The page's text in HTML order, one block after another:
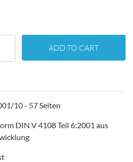
ADD TO CART
10 - 57 Seiten
DIN V 4108 Teil 6:2001 aus